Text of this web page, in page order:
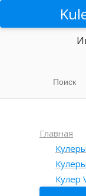
Главная
Кулер